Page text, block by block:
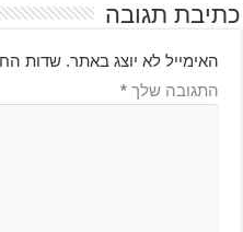
כתיבת תגובה
האימייל לא יוצג באתר. שדות
התגובה שלך *